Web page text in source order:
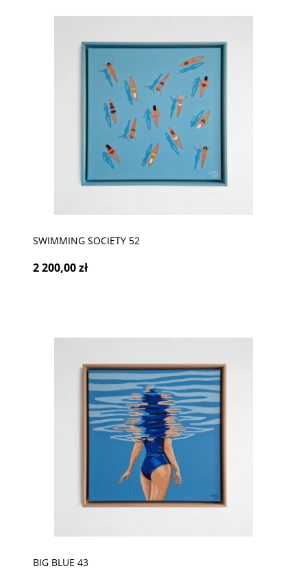
SWIMMING SOCIETY 52
2 200,00 zł
BIG BLUE 43